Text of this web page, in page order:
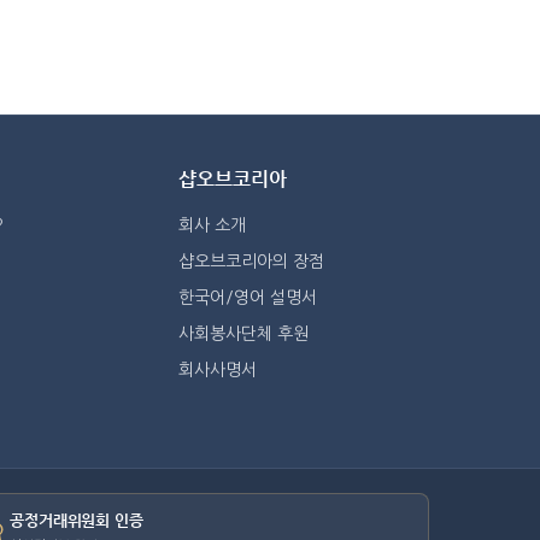
샵오브코리아
회사 소개
샵오브코리아의 장점
한국어/영어 설명서
사회봉사단체 후원
회사사명서
공정거래위원회 인증